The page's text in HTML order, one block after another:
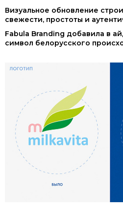
Визуальное обновление
свежести, простоты и
Fabula Branding добавила в
символ белорусского